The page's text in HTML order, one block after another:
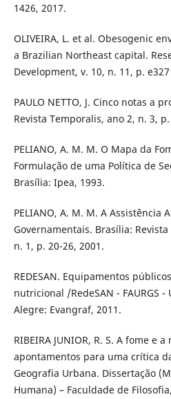
1426, 2017.
OLIVEIRA, L. et al. Obesogenic
a Brazilian Northeast capital.
Development, v. 10, n. 11, p.
PAULO NETTO, J. Cinco notas a
Revista Temporalis, ano 2, n. 3,
PELIANO, A. M. M. O Mapa da
Formulação de uma Política de
Brasília: Ipea, 1993.
PELIANO, A. M. M. A Assistência
Governamentais. Brasília:
n. 1, p. 20-26, 2001.
REDESAN. Equipamentos
nutricional /RedeSAN - FAURGS -
Alegre: Evangraf, 2011.
RIBEIRA JUNIOR, R. S. A fome e
apontamentos para uma crítica
Geografia Urbana. Dissertação
Humana) – Faculdade de